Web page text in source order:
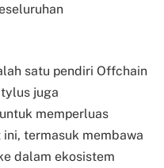
satu pendiri Offchain
juga
memperluas
termasuk membawa
dalam ekosistem